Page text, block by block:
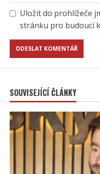
Uložit do prohlížeče
stránku pro budoucí
SOUVISEJÍCÍ ČLÁNKY